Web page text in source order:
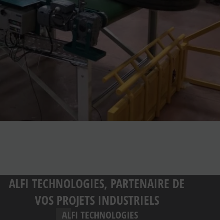
ALFI TECHNOLOGIES, PARTENAIRE DE
VOS PROJETS INDUSTRIELS
ALFI TECHNOLOGIES